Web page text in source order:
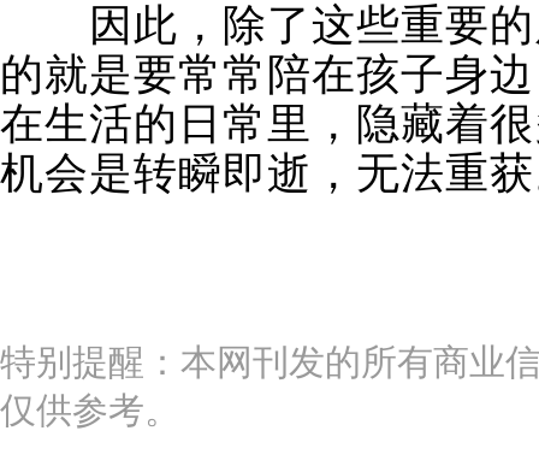
因此，除了这些重要的
的就是要常常陪在孩子身
在生活的日常里，隐藏着
机会是转瞬即逝，无法重
特别提醒：本网刊发的所有商业
仅供参考。